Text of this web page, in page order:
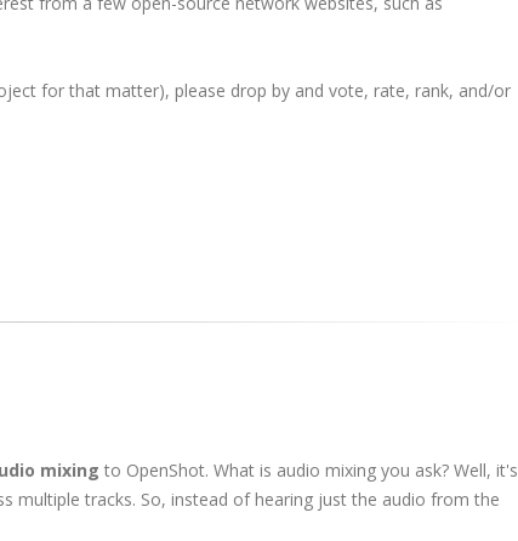
for that matter), please drop by and vote, rate, rank, and/or
mixing to OpenShot. What is audio mixing you ask? Well, it's
multiple tracks. So, instead of hearing just the audio from the